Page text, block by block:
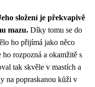
složení je překvapivě
mazu. Díky tomu se do
ho přijímá jako něco
ho rozpozná a okamžitě s
tak skvěle v mastích a
na popraskanou kůži v